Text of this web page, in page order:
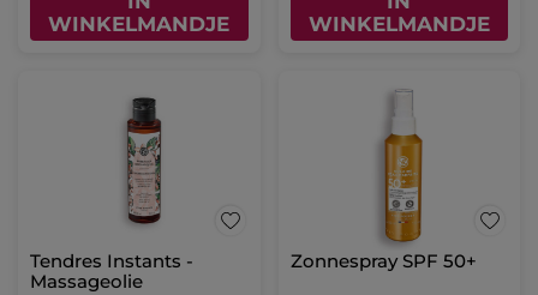
WINKELMANDJE
WINKELMANDJE
Tendres Instants -
Massageolie
Zonnespray SPF 50+